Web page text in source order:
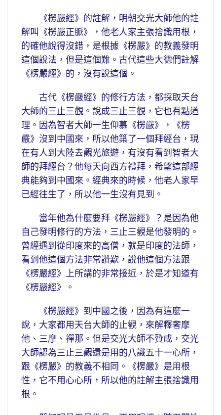
《楞嚴經》的註解，明朝交光大師他的註
解叫《楞嚴正脈》，他老人家主張捨識用根，
的確他說得沒錯，是根據《楞嚴》的教義發明
這個說法，但是這個難。古代這些大德們註解
《楞嚴經》的，沒有說這個。
古代《楞嚴經》的修行方法，都採取天台
大師的三止三觀。說成三止三觀，它也有點道
理。因為智者大師一生仰慕《楞嚴》，《楞
嚴》沒到中國來，所以他築了一個拜經台，現
在有人到大陸去觀光旅遊，有沒有看到智者大
師的拜經台？他每天向西方禮拜，希望這部經
典能夠到中國來。經典來的時候，他老人家早
已經往生了，所以他一生沒有見到。
當年他為什麼要拜《楞嚴經》？是因為他
自己發明修行的方法，三止三觀是他發明的。
曾經遇到從印度來的高僧，就是印度的法師，
看到他這個方法非常讚歎，說他這個方法跟
《楞嚴經》上所講的非常接近，於是才知道有
《楞嚴經》。
《楞嚴經》到中國之後，因為有這麼一
說，大家都用天台大師的止觀，來解釋奢摩
他、三摩、禪那。但是交光大師不贊成，交光
大師認為三止三觀還是用的八識五十一心所，
跟《楞嚴》的教義不相同。《楞嚴》是用根
性，它不用心心所，所以他的註解主張捨識用
根。